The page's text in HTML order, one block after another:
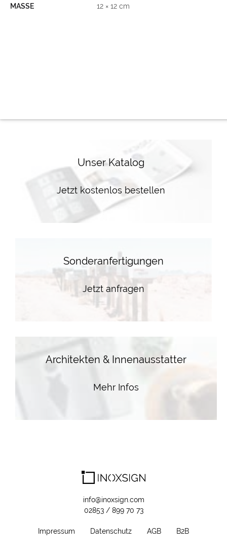
MASSE 12 × 12 cm
Unser Katalog
Jetzt kostenlos bestellen
Sonderanfertigungen
Jetzt anfragen
Architekten & Innenausstatter
Mehr Infos
info@inoxsign.com
02853 / 899 70 73
Impressum Datenschutz AGB B2B